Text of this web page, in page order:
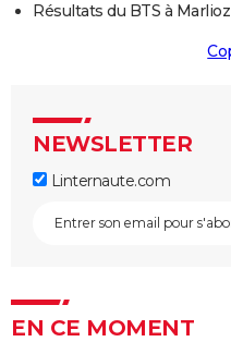
Résultats du BTS à Marlioz
NEWSLETTER
Linternaute.com
EN CE MOMENT